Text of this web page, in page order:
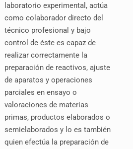
laboratorio experimental, actúa
como colaborador directo del
técnico profesional y bajo
control de éste es capaz de
realizar correctamente la
preparación de reactivos, ajuste
de aparatos y operaciones
parciales en ensayo o
valoraciones de materias
primas, productos elaborados o
semielaborados y lo es también
quien efectúa la preparación de